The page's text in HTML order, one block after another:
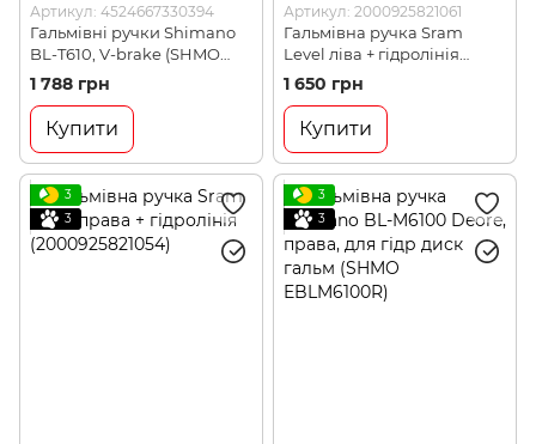
Артикул: 4524667330394
Гальмівні ручки Shimano
BL-T610, V-brake (SHMO
EBLT610PAL)
1 788 грн
Купити
Артикул: 2000925821061
Гальмівна ручка Sram
Level ліва + гідролінія
(2000925821061)
1 650 грн
Купити
3
3
3
3